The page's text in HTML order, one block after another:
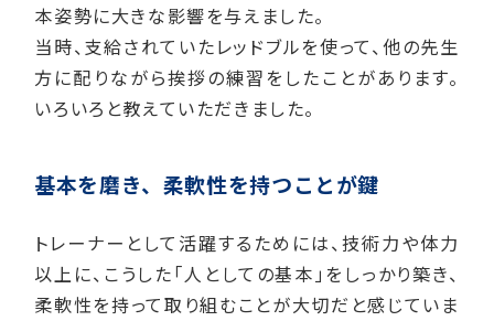
本姿勢に大きな影響を与えました。
当時、支給されていたレッドブルを使って、他の先生
方に配りながら挨拶の練習をしたことがあります。
いろいろと教えていただきました。
基本を磨き、柔軟性を持つことが鍵
トレーナーとして活躍するためには、技術力や体力
以上に、こうした「人としての基本」をしっかり築き、
柔軟性を持って取り組むことが大切だと感じていま